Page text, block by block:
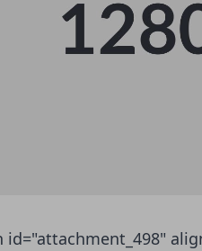
id="attachment_498"